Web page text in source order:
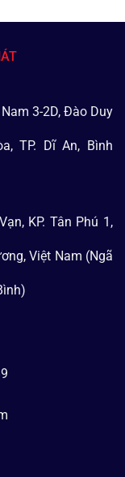
3-2D, Đào Duy
TP. Dĩ An, Bình
KP. Tân Phú 1,
Việt Nam (Ngã